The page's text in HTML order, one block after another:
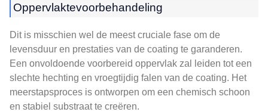
Oppervlaktevoorbehandeling
Dit is misschien wel de meest cruciale fase om de
levensduur en prestaties van de coating te garanderen.
Een onvoldoende voorbereid oppervlak zal leiden tot een
slechte hechting en vroegtijdig falen van de coating. Het
meerstapsproces is ontworpen om een ​​chemisch schoon
en stabiel substraat te creëren.